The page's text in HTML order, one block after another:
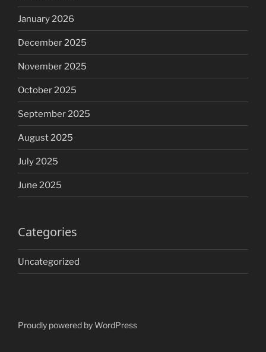
January 2026
December 2025
November 2025
October 2025
September 2025
August 2025
July 2025
June 2025
Categories
Uncategorized
Proudly powered by WordPress